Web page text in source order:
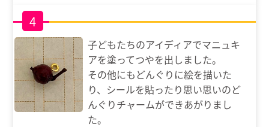
4
子どもたちのアイディアでマニュキ
アを塗ってつやを出しました。
その他にもどんぐりに絵を描いた
り、シールを貼ったり思い思いのど
んぐりチャームができあがりまし
た。